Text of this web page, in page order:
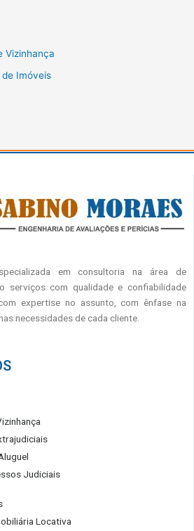
Vizinhança
Imóveis
em consultoria na área de
serviços com qualidade e confiabilidade
expertise no assunto, com ênfase na
necessidades de cada cliente.
Judiciais
Locativa